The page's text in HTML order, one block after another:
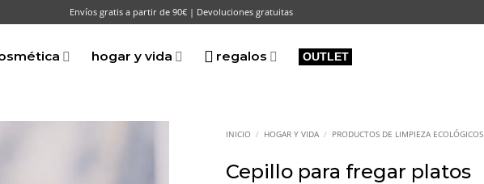
Envíos gratis a partir de 90€ | Devoluciones gratuitas
hogar y vida regalos OUTLET
INICIO / HOGAR Y VIDA / PRODUCTOS DE LIMPIEZA ECOLÓGICOS
Cepillo para fregar platos